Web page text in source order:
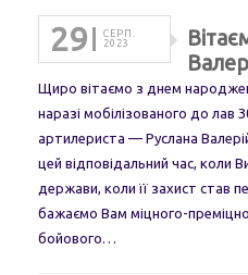
29
СЕРП.
2023
Щиро вітаємо з днем
наразі мобілізованого до лав
артилериста — Руслана
цей відповідальний час, коли
держави, коли її захист став
бажаємо Вам міцного-
бойового…